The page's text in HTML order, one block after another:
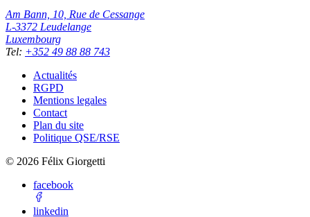
Am Bann, 10, Rue de Cessange
L-3372 Leudelange
Luxembourg
Tel: +352 49 88 88 743
Actualités
RGPD
Mentions legales
Contact
Plan du site
Politique QSE/RSE
© 2026 Félix Giorgetti
facebook
linkedin